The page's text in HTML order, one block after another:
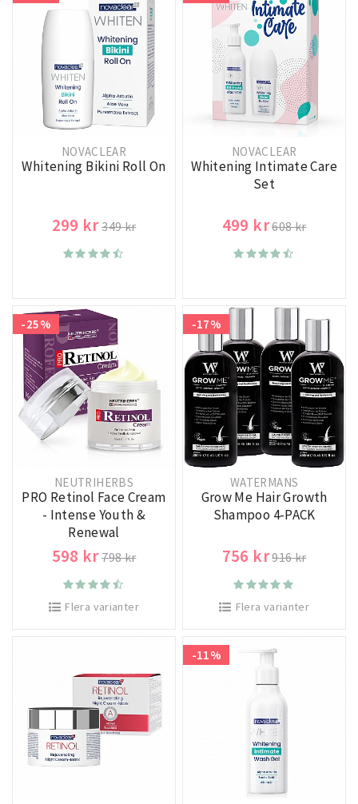
NOVACLEAR
Whitening Bikini Roll On
299 kr349 kr
NOVACLEAR
Whitening Intimate Care
Set
499 kr608 kr
-25%
NEUTRIHERBS
PRO Retinol Face Cream
- Intense Youth &
Renewal
598 kr798 kr
Flera varianter
-17%
WATERMANS
Grow Me Hair Growth
Shampoo 4-PACK
756 kr916 kr
Flera varianter
-11%